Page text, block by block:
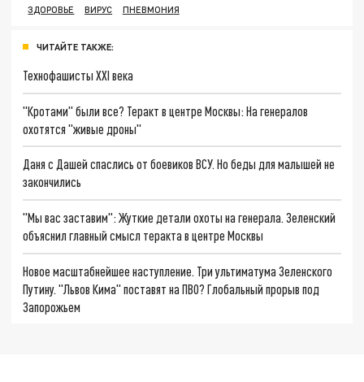
ЗДОРОВЬЕ
ВИРУС ПНЕВМОНИЯ
ЧИТАЙТЕ ТАКЖЕ:
Технофашисты XXI века
"Кротами" были все? Теракт в центре Москвы: На генералов
охотятся "живые дроны"
Даня с Дашей спаслись от боевиков ВСУ. Но беды для малышей не
закончились
"Мы вас заставим": Жуткие детали охоты на генерала. Зеленский
объяснил главный смысл теракта в центре Москвы
Новое масштабнейшее наступление. Три ультиматума Зеленского
Путину. "Львов Кима" поставят на ПВО? Глобальный прорыв под
Запорожьем